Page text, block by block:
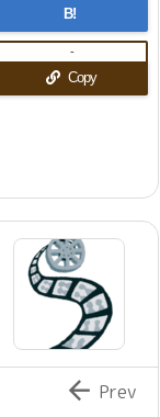
B!
Copy
-
 Prev